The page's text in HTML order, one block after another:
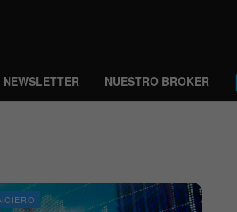
NEWSLETTER NUESTRO BROKER